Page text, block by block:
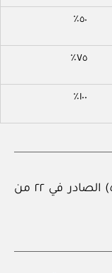
٥٠٪
٧٥٪
١٠٠٪
نشر في عدد جريدة أم القرى رقم (٥١١٦) الصادر في ٢٢ من